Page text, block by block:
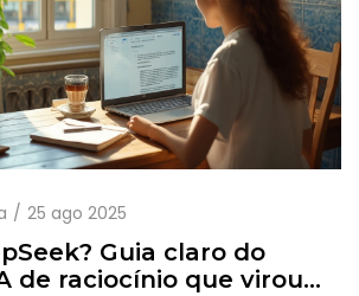
25 ago 2025
Guia claro do
de raciocínio que virou